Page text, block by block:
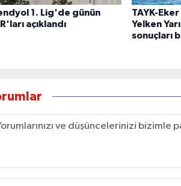
1. Lig'de günün
açıklandı
TAYK-
Yelken
sonuçları